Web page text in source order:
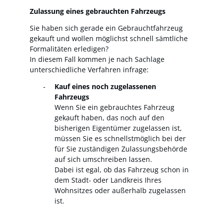
Zulassung eines gebrauchten Fahrzeugs
Sie haben sich gerade ein Gebrauchtfahrzeug
gekauft und wollen möglichst schnell sämtliche
Formalitäten erledigen?
In diesem Fall kommen je nach Sachlage
unterschiedliche Verfahren infrage:
Kauf eines noch zugelassenen
Fahrzeugs
Wenn Sie ein gebrauchtes Fahrzeug
gekauft haben, das noch auf den
bisherigen Eigentümer zugelassen ist,
müssen Sie es schnellstmöglich bei der
für Sie zuständigen Zulassungsbehörde
auf sich umschreiben lassen.
Dabei ist egal, ob das Fahrzeug schon in
dem Stadt- oder Landkreis Ihres
Wohnsitzes oder außerhalb zugelassen
ist.